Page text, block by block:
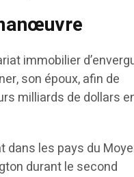
immobilier
son époux, afin de
milliards de dollars
dans les pays du
durant le second